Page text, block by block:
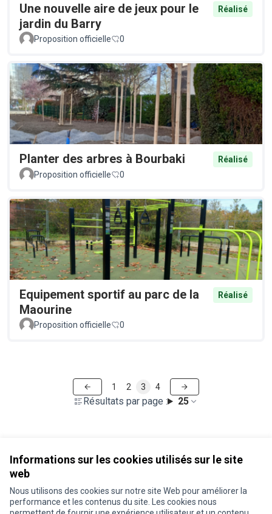
Informations sur les cookies utilisés sur le site
web
Nous utilisons des cookies sur notre site Web pour améliorer la
performance et les contenus du site. Les cookies nous
Une nouvelle aire de jeux pour le
jardin du Barry
Réalisé
Proposition officielle 0
Planter des arbres à Bourbaki
Réalisé
Proposition officielle
0
Equipement sportif au parc de la
Maourine
Réalisé
Proposition officielle 0
Résultats par page : 25
1 2 3 4
Conditions d'utilisation
Paramètres des cookies